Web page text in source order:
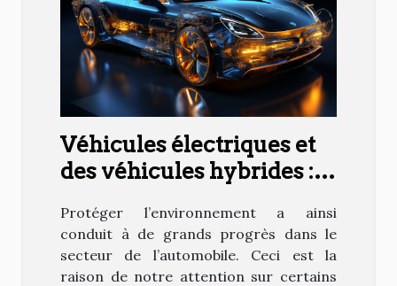
Véhicules électriques et
des véhicules hybrides :
technologique !
Protéger l’environnement a ainsi
conduit à de grands progrès dans le
secteur de l’automobile. Ceci est la
raison de notre attention sur certains